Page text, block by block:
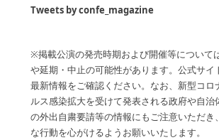
Tweets by confe_magazine
※掲載公演の発売時期および開催等について
や延期・中止の可能性があります。公式サイ
最新情報をご確認ください。なお、新型コロ
ルス感染拡大を受けて発表される政府や自治
の外出自粛要請等の情報にもご注意いただき
な行動を心がけるようお願いいたします。